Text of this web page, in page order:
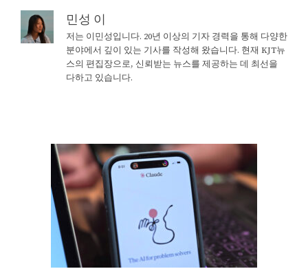
민성 이
저는 이민성입니다. 20년 이상의 기자 경력을 통해 다양한
분야에서 깊이 있는 기사를 작성해 왔습니다. 현재 KJT뉴
스의 편집장으로, 신뢰받는 뉴스를 제공하는 데 최선을
다하고 있습니다.